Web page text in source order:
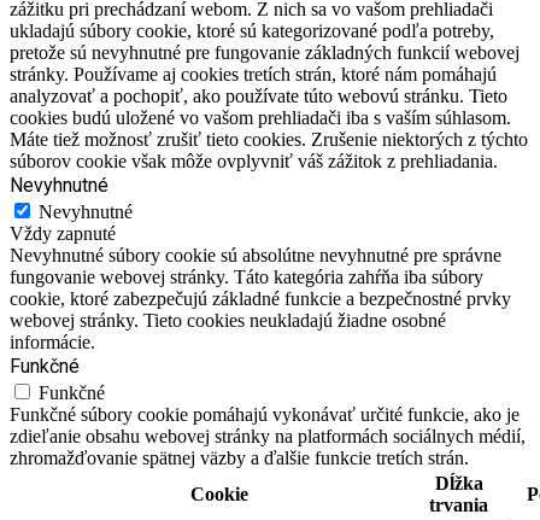
zážitku pri prechádzaní webom. Z nich sa vo vašom prehliadači
ukladajú súbory cookie, ktoré sú kategorizované podľa potreby,
pretože sú nevyhnutné pre fungovanie základných funkcií webovej
stránky. Používame aj cookies tretích strán, ktoré nám pomáhajú
analyzovať a pochopiť, ako používate túto webovú stránku. Tieto
cookies budú uložené vo vašom prehliadači iba s vaším súhlasom.
Máte tiež možnosť zrušiť tieto cookies. Zrušenie niektorých z týchto
súborov cookie však môže ovplyvniť váš zážitok z prehliadania.
Nevyhnutné
Nevyhnutné
Vždy zapnuté
Nevyhnutné súbory cookie sú absolútne nevyhnutné pre správne
fungovanie webovej stránky. Táto kategória zahŕňa iba súbory
cookie, ktoré zabezpečujú základné funkcie a bezpečnostné prvky
webovej stránky. Tieto cookies neukladajú žiadne osobné
informácie.
Funkčné
Funkčné
Funkčné súbory cookie pomáhajú vykonávať určité funkcie, ako je
zdieľanie obsahu webovej stránky na platformách sociálnych médií,
zhromažďovanie spätnej väzby a ďalšie funkcie tretích strán.
Cookie
Dĺžka
trvania